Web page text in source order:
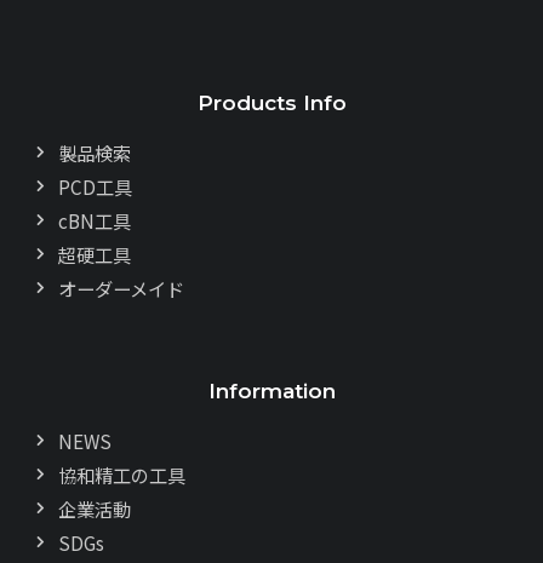
Products Info
製品検索
PCD工具
cBN工具
超硬工具
オーダーメイド
Information
NEWS
協和精工の工具
企業活動
SDGs